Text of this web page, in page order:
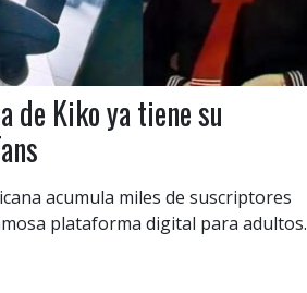
de Kiko ya tiene su
acumula miles de suscriptores
plataforma digital para adultos.